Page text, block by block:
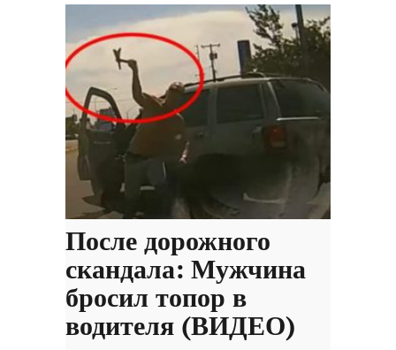
После дорожного
скандала: Мужчина
бросил топор в
водителя (ВИДЕО)